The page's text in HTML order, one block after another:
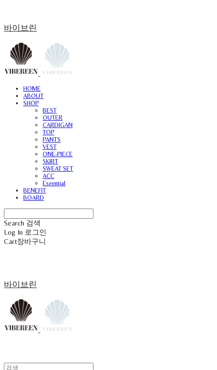
바이브린
HOME
ABOUT
SHOP
BEST
OUTER
CARDIGAN
TOP
PANTS
VEST
ONE-PIECE
SKIRT
SWEAT SET
ACC
Eseential
BENEFIT
BOARD
Search 검색
Log In 로그인
Cart장바구니
바이브린